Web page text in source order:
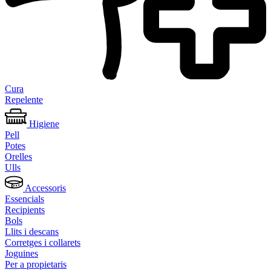
Cura
Repelente
Higiene
Pell
Potes
Orelles
Ulls
Accessoris
Essencials
Recipients
Bols
Llits i descans
Corretges i collarets
Joguines
Per a propietaris